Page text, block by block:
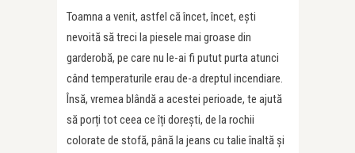
Toamna a venit, astfel că încet, încet, ești
nevoită să treci la piesele mai groase din
garderobă, pe care nu le-ai fi putut purta atunci
când temperaturile erau de-a dreptul incendiare.
Însă, vremea blândă a acestei perioade, te ajută
să porți tot ceea ce îți dorești, de la rochii
colorate de stofă, până la jeans cu talie înaltă și